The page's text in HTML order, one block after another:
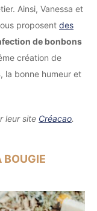
Ainsi, Vanessa et
proposent des
de bonbons
création de
, la bonne humeur et
leur site Créacao.
BOUGIE